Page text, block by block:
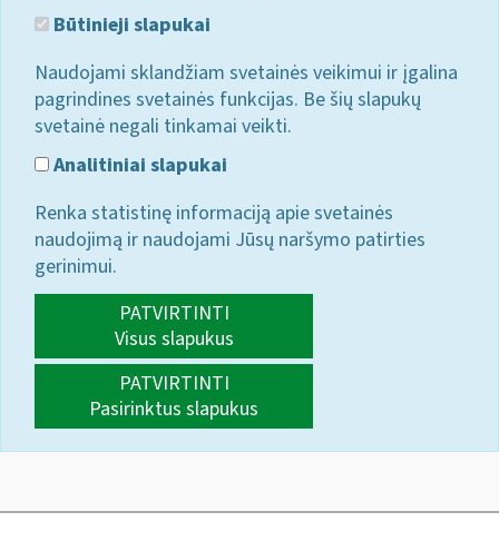
Būtinieji slapukai
Naudojami sklandžiam svetainės veikimui ir įgalina
pagrindines svetainės funkcijas. Be šių slapukų
svetainė negali tinkamai veikti.
Analitiniai slapukai
Renka statistinę informaciją apie svetainės
naudojimą ir naudojami Jūsų naršymo patirties
gerinimui.
PATVIRTINTI
Visus slapukus
PATVIRTINTI
Pasirinktus slapukus